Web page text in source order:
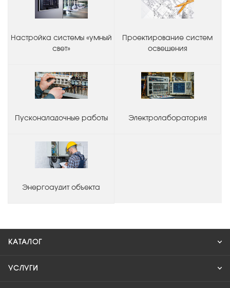
Настройка системы «умный
свет»
Проектирование систем
освещения
Пусконаладочные работы Электролаборатория
Энергоаудит объекта
КАТАЛОГ
УСЛУГИ